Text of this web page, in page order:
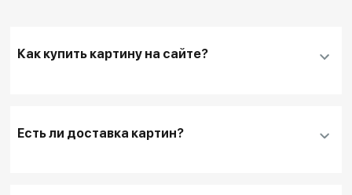
Как купить картину на сайте?
контактные данные и адрес
Есть ли доставка картин?